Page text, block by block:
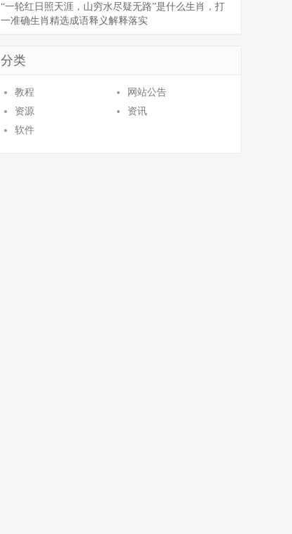
“一轮红日照天涯，山穷水尽疑无路”是什么生肖，打
一准确生肖精选成语释义解释落实
分类
教程
网站公告
资源
资讯
软件